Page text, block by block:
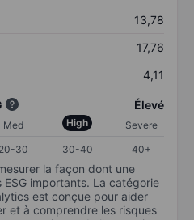
13,78
17,76
4,11
Élevé
Med High
Severe
20-30 30-40 40+
la façon dont une
importants. La catégorie
est conçue pour aider
et à comprendre les risques